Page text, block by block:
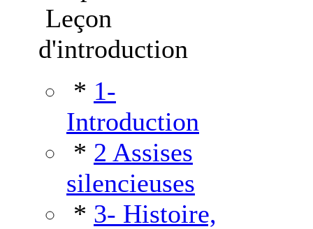
Leçon
d'introduction
* 1-
Introduction
* 2 Assises
silencieuses
* 3- Histoire,